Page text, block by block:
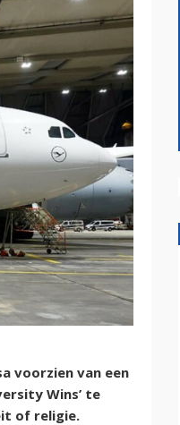
voorzien van een
Wins’ te
of religie.